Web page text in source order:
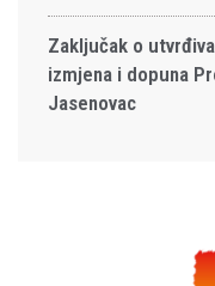
Zaključak o
izmjena i dopuna
Jasenovac